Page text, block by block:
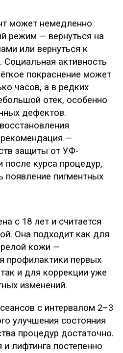
может немедленно
режим — вернуться на
или вернуться к
активность
покраснение может
часов, а в редких
отёк, особенно
дефектов.
рекомендация —
защиты от УФ-
после курса процедур,
появление пигментных
с 18 лет и считается
Она подходит как для
кожи —
профилактики первых
и для коррекции уже
изменений.
с интервалом 2–3
улучшения состояния
процедур достаточно.
лифтинга постепенно